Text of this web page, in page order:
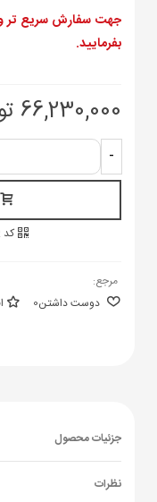
جهت سفارش سریع تر و
بفرمایید.
66,230,000 تومان
-
کد QR
مرجع:
دوست داشتن0
جزئیات محصول
نظرات